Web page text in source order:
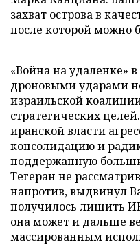
захват острова в
после которой можно
«Война на удаленке»
дроновыми ударами
израильской
стратегических
иранской власти
консолидацию и
поддержанную
Тегеран не
напротив, выдвинул
получилось лишить
она может и дальше
массированным